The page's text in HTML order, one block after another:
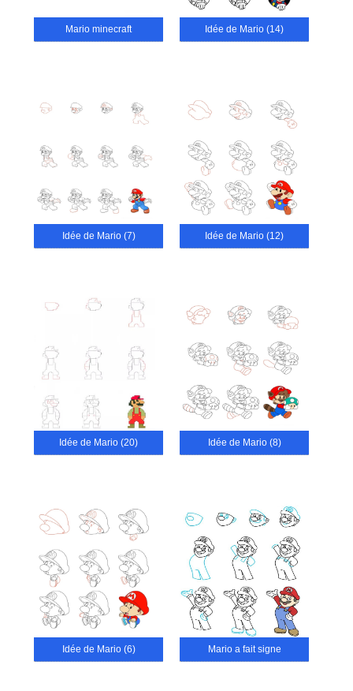
Mario minecraft Idée de Mario (14)
Idée de Mario (7) Idée de Mario (12)
Idée de Mario (20) Idée de Mario (8)
Idée de Mario (6) Mario a fait signe